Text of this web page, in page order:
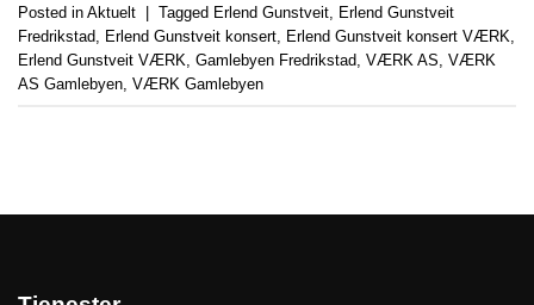
Posted in Aktuelt | Tagged Erlend Gunstveit Erlend Gunstveit
Fredrikstad Erlend Gunstveit konsert Erlend Gunstveit konsert VÆRK
Erlend Gunstveit VÆRK Gamlebyen Fredrikstad VÆRK AS VÆRK
AS Gamlebyen VÆRK Gamlebyen